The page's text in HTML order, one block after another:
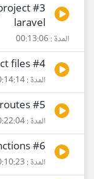
laravel
المدة : 00:13:06
#4 laravel 9 browse project files
المدة : 00:14:14
#5 laravel 9 basics routes
المدة : 00:22:04
#6 laravel 9 Routing Request Functions
المدة : 00:10:23